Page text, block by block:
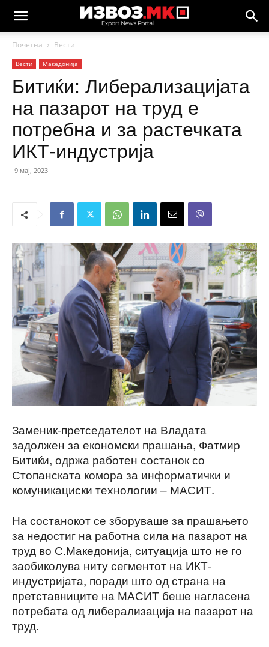
Почетна Вести
Вести Македонија
Битиќи: Либерализацијата
на пазарот на труд е
потребна и за растечката
ИКТ-индустрија
9 мај, 2023
Заменик-претседателот на Владата
задолжен за економски прашања, Фатмир
Битиќи, одржа работен состанок со
Стопанската комора за информатички и
комуникациски технологии – МАСИТ.
На состанокот се зборуваше за прашањето
за недостиг на работна сила на пазарот на
труд во С.Македонија, ситуација што не го
заобиколува ниту сегментот на ИКТ-
индустријата, поради што од страна на
претставниците на МАСИТ беше нагласена
потребата од либерализација на пазарот на
труд.